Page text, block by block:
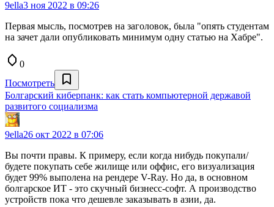
9ella3 ноя 2022 в 09:26
Первая мысль, посмотрев на заголовок, была "опять студентам
на зачет дали опубликовать минимум одну статью на Хабре".
0
Посмотреть
Болгарский киберпанк: как стать компьютерной державой
развитого социализма
9ella26 окт 2022 в 07:06
Вы почти правы. К примеру, если когда нибудь покупали/
будете покупать себе жилище или оффис, его визуализация
будет 99% выполена на рендере V-Ray. Но да, в основном
болгарское ИТ - это скучный бизнесс-софт. А производство
устройств пока что дешевле заказывать в азии, да.